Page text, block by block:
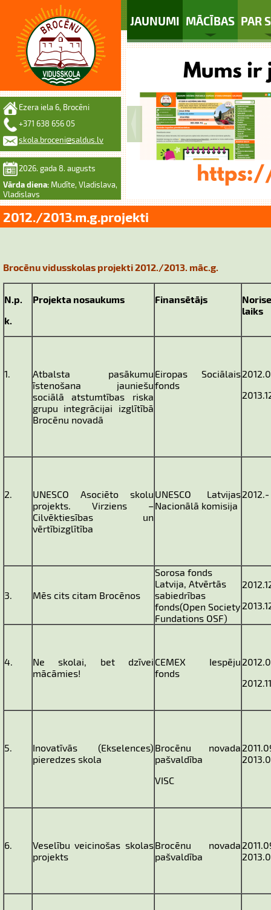
JAUNUMI MĀCĪBAS PAR
Ezera iela 6, Brocēni
+371 638 656 05
skola.broceni@saldus.lv
2026. gada 8. augusts
Vārda diena: Mudīte, Vladislava,
Vladislavs
2012./2013.m.g.projekti
Brocēnu vidusskolas projekti 2012./2013. māc.g.
N.p.
k.
Projekta nosaukums Finansētājs
laiks
1.
Atbalsta pasākumu
īstenošana jauniešu
sociālā atstumtības riska
grupu integrācijai izglītībā
Brocēnu novadā
Eiropas Sociālais
fonds
2.
UNESCO Asociēto skolu
projekts. Virziens –
Cilvēktiesības un
vērtībizglītība
UNESCO Latvijas
Nacionālā komisija
3. Mēs cits citam Brocēnos
Sorosa fonds
Latvija, Atvērtās
sabiedrības
fonds(Open Society
Fundations OSF)
4.
Ne skolai, bet dzīvei
mācāmies!
CEMEX Iespēju
fonds
5.
Inovatīvās (Ekselences)
pieredzes skola
Brocēnu novada
pašvaldība
VISC
6.
Veselību veicinošas skolas
projekts
Brocēnu novada
pašvaldība